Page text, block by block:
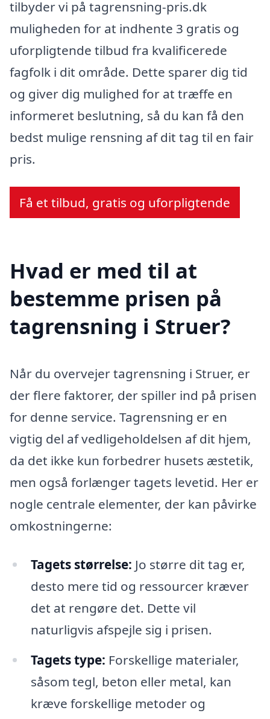
tilbyder vi på tagrensning-pris.dk
muligheden for at indhente 3 gratis og
uforpligtende tilbud fra kvalificerede
fagfolk i dit område. Dette sparer dig tid
og giver dig mulighed for at træffe en
informeret beslutning, så du kan få den
bedst mulige rensning af dit tag til en fair
pris.
Få et tilbud, gratis og uforpligtende
Hvad er med til at
bestemme prisen på
tagrensning i Struer?
Når du overvejer tagrensning i Struer, er
der flere faktorer, der spiller ind på prisen
for denne service. Tagrensning er en
vigtig del af vedligeholdelsen af dit hjem,
da det ikke kun forbedrer husets æstetik,
men også forlænger tagets levetid. Her er
nogle centrale elementer, der kan påvirke
omkostningerne:
Tagets størrelse: Jo større dit tag er,
desto mere tid og ressourcer kræver
det at rengøre det. Dette vil
naturligvis afspejle sig i prisen.
Tagets type: Forskellige materialer,
såsom tegl, beton eller metal, kan
kræve forskellige metoder og